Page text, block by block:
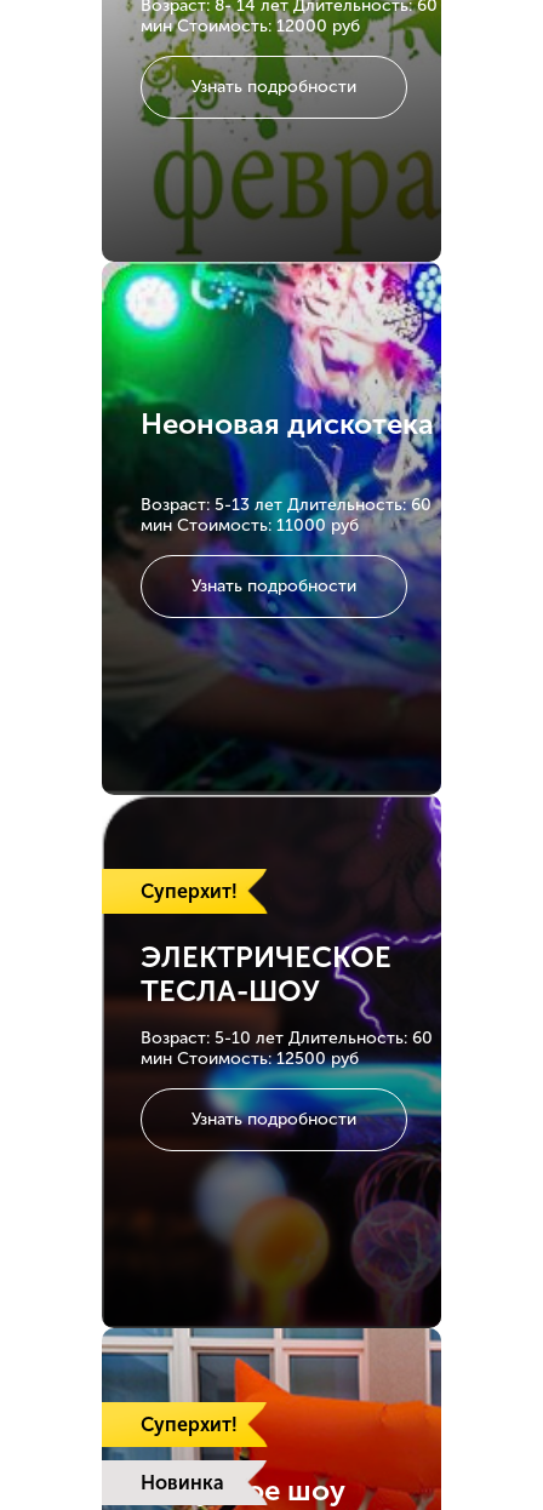
Возраст: 8- 14 летДлительность: 60
минСтоимость: 12000 руб
Узнать подробности
Неоновая дискотека
Возраст: 5-13 лет Длительность: 60
минСтоимость: 11000 руб
Узнать подробности
Суперхит!
ЭЛЕКТРИЧЕСКОЕ
ТЕСЛА-ШОУ
Возраст: 5-10 лет Длительность: 60
мин Стоимость: 12500 руб
Узнать подробности
Суперхит!
Новинка
Надувное шоу